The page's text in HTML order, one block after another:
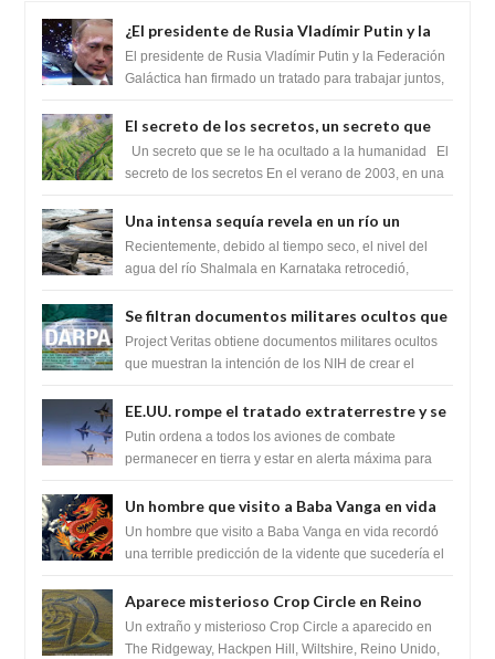
¿El presidente de Rusia Vladímir Putin y la
Federación Galactica han firmado un
tratado para acabar con los Sionistas?
El presidente de Rusia Vladímir Putin y la Federación
Galáctica han firmado un tratado para trabajar juntos,
El secreto de los secretos, un secreto que
cambiaría por completo el destino de la
humanidad
Un secreto que se le ha ocultado a la humanidad El
secreto de los secretos En el verano de 2003, en una
Una intensa sequía revela en un río un
impresionante hallazgo de miles de Shiva
Lingas
Recientemente, debido al tiempo seco, el nivel del
agua del río Shalmala en Karnataka retrocedió,
Se filtran documentos militares ocultos que
muestran la intención de los NIH de crear el
SARS-CoV-2, utilizando la investigación de
Project Veritas obtiene documentos militares ocultos
que muestran la intención de los NIH de crear el
EE.UU. rompe el tratado extraterrestre y se
prepara para destruir el misterioso satélite
"Caballero Negro"
Putin ordena a todos los aviones de combate
permanecer en tierra y estar en alerta máxima para
Un hombre que visito a Baba Vanga en vida
recordó la terrible predicción de la vidente
para febrero de 2022.
Un hombre que visito a Baba Vanga en vida recordó
una terrible predicción de la vidente que sucedería el
Aparece misterioso Crop Circle en Reino
Unido 23 de junio 2016
Un extraño y misterioso Crop Circle a aparecido en
The Ridgeway, Hackpen Hill, Wiltshire, Reino Unido,